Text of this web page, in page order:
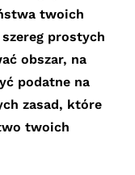
twoich
prostych
obszar, na
podatne na
zasad, które
twoich